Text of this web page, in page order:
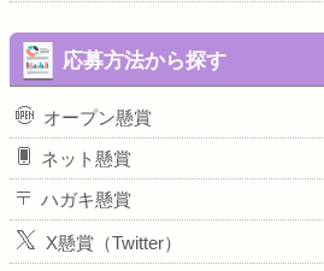
応募方法から探す
オープン懸賞
ネット懸賞
ハガキ懸賞
X懸賞（Twitter）